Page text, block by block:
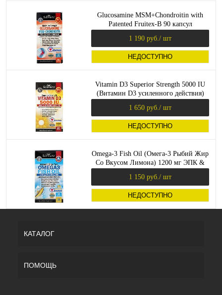
Glucosamine MSM+Chondroitin with
Patented Fruitex-B 90 капсул
1 190 руб. / шт
НЕДОСТУПНО
Vitamin D3 Superior Strength 5000 IU
(Витамин D3 усиленного действия)
1 650 руб. / шт
НЕДОСТУПНО
Omega-3 Fish Oil (Омега-3 Рыбий Жир
Со Вкусом Лимона) 1200 мг ЭПК &
1 150 руб. / шт
НЕДОСТУПНО
КАТАЛОГ
ПОМОЩЬ